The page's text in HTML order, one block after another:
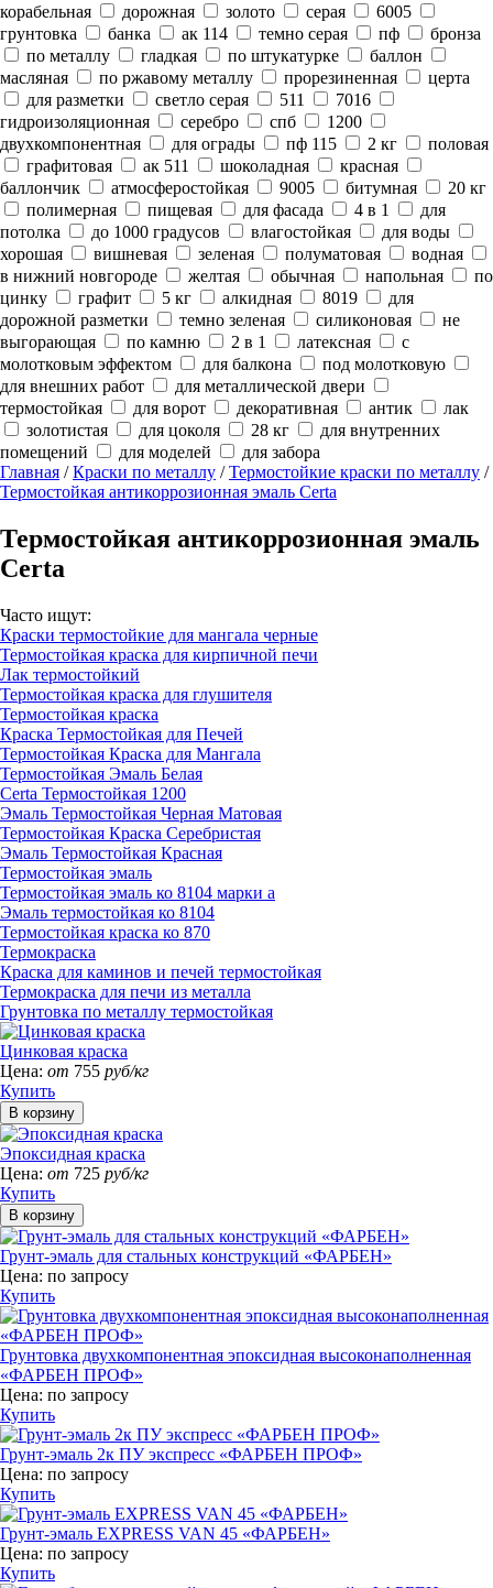
корабельная
дорожная золото серая
6005
грунтовка
банка ак 114 темно серая пф
бронза
по металлу
гладкая по штукатурке
баллон
масляная
по ржавому металлу прорезиненная
церта
для разметки
светло серая 511
7016
гидроизоляционная
серебро спб
1200
двухкомпонентная
для ограды пф 115 2 кг
половая
графитовая
ак 511 шоколадная
красная
баллончик
атмосферостойкая 9005 битумная
20 кг
полимерная
пищевая для фасада 4 в 1
для
потолка
до 1000 градусов влагостойкая
для воды
хорошая
вишневая зеленая полуматовая
водная
в нижний новгороде
желтая обычная напольная
по
цинку
графит 5 кг алкидная 8019
для
дорожной разметки
темно зеленая силиконовая
не
выгорающая
по камню 2 в 1 латексная
с
молотковым эффектом
для балкона
под молотковую
для внешних работ
для металлической двери
термостойкая
для ворот декоративная антик
лак
золотистая
для цоколя 28 кг
для внутренних
помещений
для моделей
для забора
Главная /Краски по металлу /Термостойкие краски по металлу /
Термостойкая антикоррозионная эмаль Certa
Термостойкая антикоррозионная эмаль
Certa
Часто ищут:
Краски термостойкие для мангала черные
Термостойкая краска для кирпичной печи
Лак термостойкий
Термостойкая краска для глушителя
Термостойкая краска
Краска Термостойкая для Печей
Термостойкая Краска для Мангала
Термостойкая Эмаль Белая
Certa Термостойкая 1200
Эмаль Термостойкая Черная Матовая
Термостойкая Краска Серебристая
Эмаль Термостойкая Красная
Термостойкая эмаль
Термостойкая эмаль ко 8104 марки а
Эмаль термостойкая ко 8104
Термостойкая краска ко 870
Термокраска
Краска для каминов и печей термостойкая
Термокраска для печи из металла
Грунтовка по металлу термостойкая
Цинковая краска
Цена: от 755 руб/кг
Купить
Эпоксидная краска
Цена: от 725 руб/кг
Купить
Грунт-эмаль для стальных конструкций «ФАРБЕН»
Цена: по запросу
Купить
Грунтовка двухкомпонентная эпоксидная высоконаполненная
«ФАРБЕН ПРОФ»
Цена: по запросу
Купить
Грунт-эмаль 2к ПУ экспресс «ФАРБЕН ПРОФ»
Цена: по запросу
Купить
Грунт-эмаль EXPRESS VAN 45 «ФАРБЕН»
Цена: по запросу
Купить